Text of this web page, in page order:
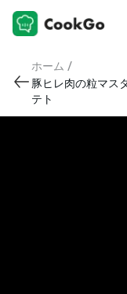
ホーム /
豚ヒレ肉の粒マス
テト